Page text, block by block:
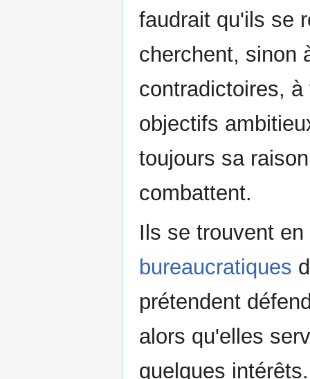
faudrait qu'ils se
cherchent, sinon
contradictoires,
objectifs
toujours sa
combattent.
Ils se trouvent
bureaucratiques
prétendent
alors qu'elles
quelques